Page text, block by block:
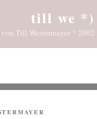
till we *)
Till Westermayer * 2002